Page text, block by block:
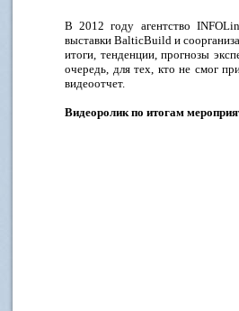
В 2012 году агентство
выставки BalticBuild и
итоги, тенденции, прогнозы
очередь, для тех, кто не смог
видеоотчет.
Видеоролик по итогам